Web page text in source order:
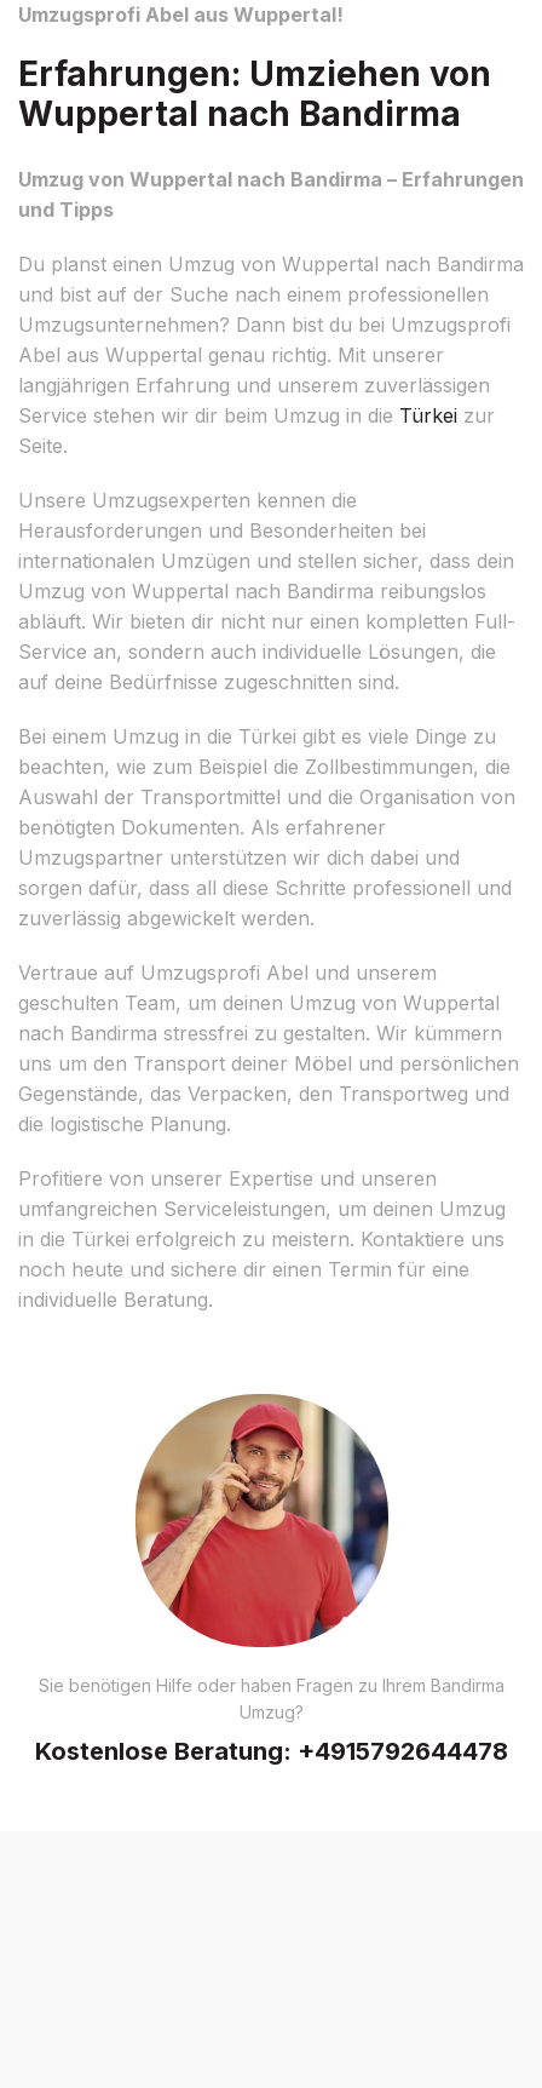
Umzugsprofi Abel aus Wuppertal!
Erfahrungen: Umziehen von
Wuppertal nach Bandirma
Umzug von Wuppertal nach Bandirma – Erfahrungen
und Tipps
Du planst einen Umzug von Wuppertal nach Bandirma
und bist auf der Suche nach einem professionellen
Umzugsunternehmen? Dann bist du bei Umzugsprofi
Abel aus Wuppertal genau richtig. Mit unserer
langjährigen Erfahrung und unserem zuverlässigen
Service stehen wir dir beim Umzug in die Türkei zur
Seite.
Unsere Umzugsexperten kennen die
Herausforderungen und Besonderheiten bei
internationalen Umzügen und stellen sicher, dass dein
Umzug von Wuppertal nach Bandirma reibungslos
abläuft. Wir bieten dir nicht nur einen kompletten Full-
Service an, sondern auch individuelle Lösungen, die
auf deine Bedürfnisse zugeschnitten sind.
Bei einem Umzug in die Türkei gibt es viele Dinge zu
beachten, wie zum Beispiel die Zollbestimmungen, die
Auswahl der Transportmittel und die Organisation von
benötigten Dokumenten. Als erfahrener
Umzugspartner unterstützen wir dich dabei und
sorgen dafür, dass all diese Schritte professionell und
zuverlässig abgewickelt werden.
Vertraue auf Umzugsprofi Abel und unserem
geschulten Team, um deinen Umzug von Wuppertal
nach Bandirma stressfrei zu gestalten. Wir kümmern
uns um den Transport deiner Möbel und persönlichen
Gegenstände, das Verpacken, den Transportweg und
die logistische Planung.
Profitiere von unserer Expertise und unseren
umfangreichen Serviceleistungen, um deinen Umzug
in die Türkei erfolgreich zu meistern. Kontaktiere uns
noch heute und sichere dir einen Termin für eine
individuelle Beratung.
Sie benötigen Hilfe oder haben Fragen zu Ihrem Bandirma
Umzug?
Kostenlose Beratung: +4915792644478